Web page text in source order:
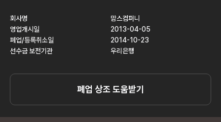
회사명
맘스컴퍼니
영업개시일
2013-04-05
폐업/등록취소일
2014-10-23
선수금 보전기관
우리은행
폐업 상조 도움받기